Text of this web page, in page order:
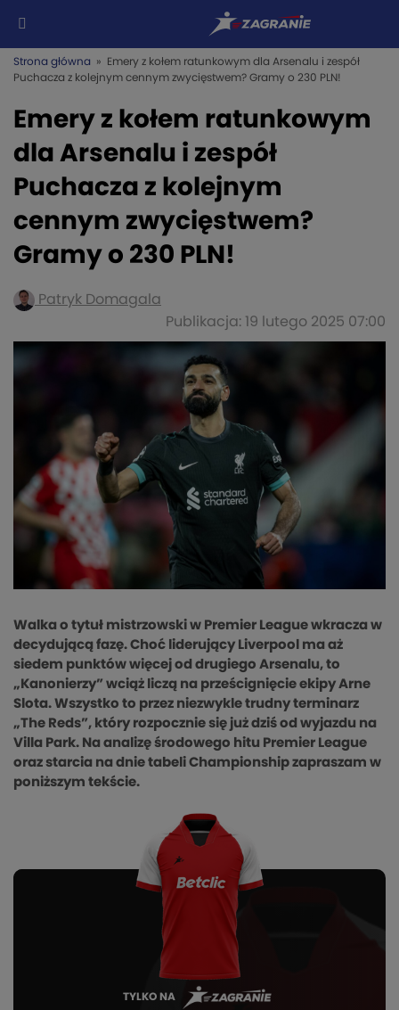
Strona główna » Emery z kołem ratunkowym dla Arsenalu i zespół
Puchacza z kolejnym cennym zwycięstwem? Gramy o 230 PLN!
Emery z kołem ratunkowym
dla Arsenalu i zespół
Puchacza z kolejnym
cennym zwycięstwem?
Gramy o 230 PLN!
Patryk Domagala
Publikacja: 19 lutego 2025 07:00
Walka o tytuł mistrzowski w Premier League wkracza w
decydującą fazę. Choć liderujący Liverpool ma aż
siedem punktów więcej od drugiego Arsenalu, to
„Kanonierzy” wciąż liczą na prześcignięcie ekipy Arne
Slota. Wszystko to przez niezwykle trudny terminarz
„The Reds”, który rozpocznie się już dziś od wyjazdu na
Villa Park. Na analizę środowego hitu Premier League
oraz starcia na dnie tabeli Championship zapraszam w
poniższym tekście.
TYLKO NA